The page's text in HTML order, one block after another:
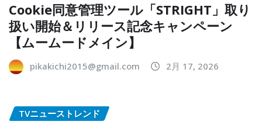
Cookie同意管理ツール「STRIGHT」取り
扱い開始＆リリース記念キャンペーン
【ムームードメイン】
pikakichi2015@gmail.com 2月 17, 2026
TVニューストレンド